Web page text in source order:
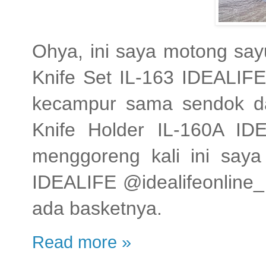
Ohya, ini saya motong
Knife Set IL-163
kecampur sama sendok
Knife Holder IL-160A
menggoreng kali ini
IDEALIFE
ada basketnya.
Read more »